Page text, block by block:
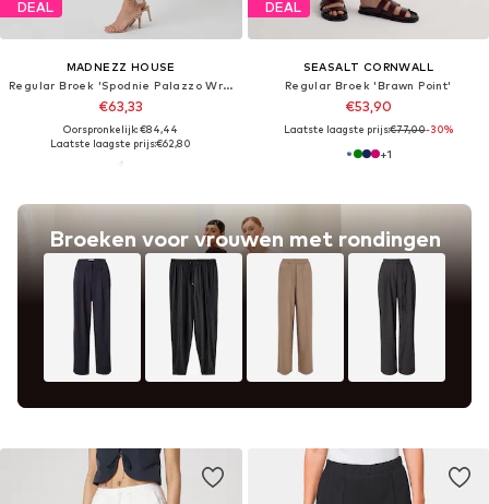
DEAL
MADNEZZ HOUSE
Regular Broek 'Spodnie Palazzo Wrap Light Beige'
€63,33
Oorspronkelijk: €84,44
Laatste laagste prijs:€62,80
DEAL
SEASALT CORNWALL
Regular Broek 'Brawn Point'
€53,90
Laatste laagste prijs:€77,00-30%
+1
Broeken voor vrouwen met rondingen